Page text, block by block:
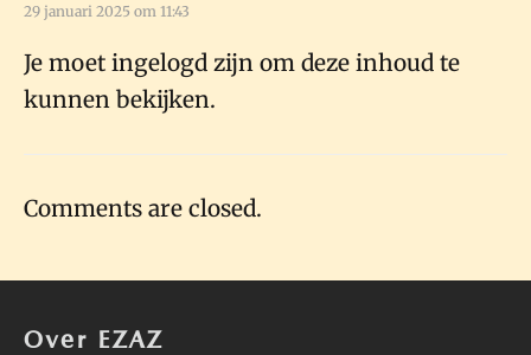
29 januari 2025 om 11:43
Je moet ingelogd zijn om deze inhoud te
kunnen bekijken.
Comments are closed.
Over EZAZ